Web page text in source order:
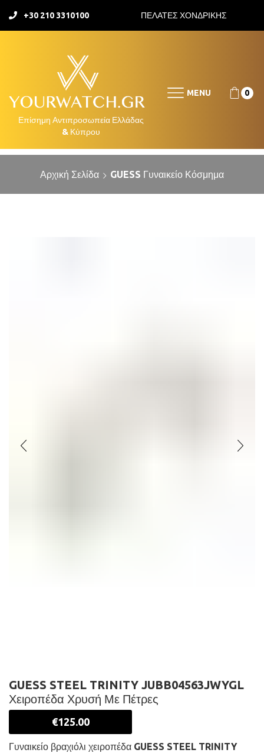
+30 210 3310100 ΠΕΛΑΤΕΣ ΧΟΝΔΡΙΚΗΣ
MENU 0
Αρχική Σελίδα GUESS Γυναικείο Κόσμημα
GUESS STEEL TRINITY JUBB04563JWYGL
Χειροπέδα Χρυσή Με Πέτρες
€125.00
Γυναικείο βραχιόλι χειροπέδα GUESS STEEL TRINITY